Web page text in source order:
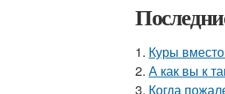
1. Куры
2. А как вы к
3. Когда